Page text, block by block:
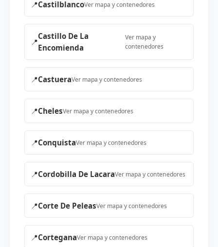
📍CastilblancoVer mapa y contenedores
📍
Castillo De La
Encomienda
Ver mapa y
contenedores
📍CastueraVer mapa y contenedores
📍ChelesVer mapa y contenedores
📍ConquistaVer mapa y contenedores
📍Cordobilla De LacaraVer mapa y contenedores
📍Corte De PeleasVer mapa y contenedores
📍CorteganaVer mapa y contenedores